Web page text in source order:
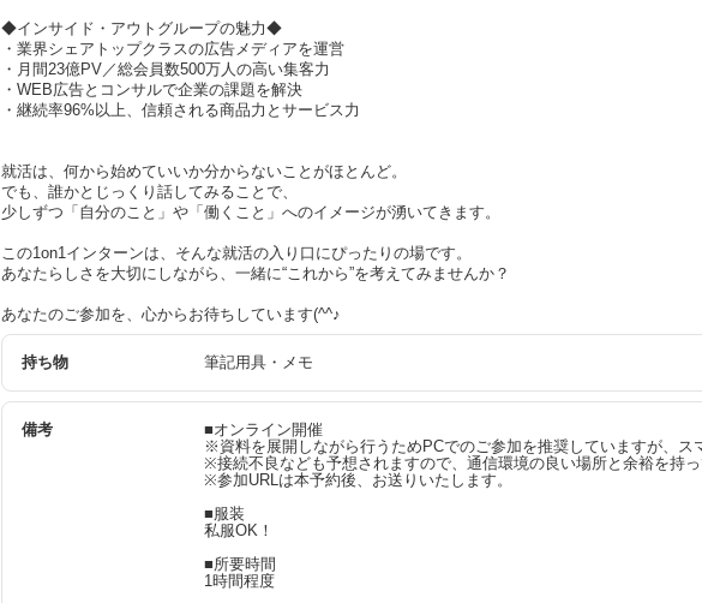
◆インサイド・アウトグループの魅力◆
・業界シェアトップクラスの広告メディアを運営
・月間23億PV／総会員数500万人の高い集客力
・WEB広告とコンサルで企業の課題を解決
・継続率96%以上、信頼される商品力とサービス力
就活は、何から始めていいか分からないことがほとんど。
でも、誰かとじっくり話してみることで、
少しずつ「自分のこと」や「働くこと」へのイメージが湧いてきます。
この1on1インターンは、そんな就活の入り口にぴったりの場です。
あなたらしさを大切にしながら、一緒に“これから”を考えてみませんか？
あなたのご参加を、心からお待ちしています(^^♪
持ち物 筆記用具・メモ
備考
■オンライン開催
※資料を展開しながら行うためPCでのご参加を推奨していますが、ス
※接続不良なども予想されますので、通信環境の良い場所と余裕を持
※参加URLは本予約後、お送りいたします。
■服装
私服OK！
■所要時間
1時間程度